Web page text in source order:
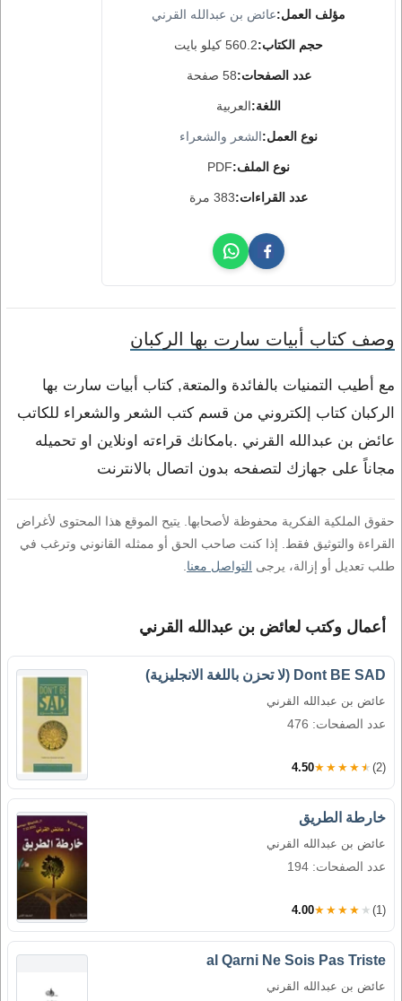
مؤلف العمل:عائض بن عبدالله القرني
حجم الكتاب:560.2 كيلو بايت
عدد الصفحات:58 صفحة
اللغة:العربية
نوع العمل:الشعر والشعراء
نوع الملف:PDF
عدد القراءات:383 مرة
وصف كتاب أبيات سارت بها الركبان
مع أطيب التمنيات بالفائدة والمتعة, كتاب أبيات سارت بها
الركبان كتاب إلكتروني من قسم كتب الشعر والشعراء للكاتب
عائض بن عبدالله القرني .بامكانك قراءته اونلاين او تحميله
مجاناً على جهازك لتصفحه بدون اتصال بالانترنت
حقوق الملكية الفكرية محفوظة لأصحابها. يتيح الموقع هذا المحتوى لأغراض
القراءة والتوثيق فقط. إذا كنت صاحب الحق أو ممثله القانوني وترغب في
طلب تعديل أو إزالة، يرجى التواصل معنا
أعمال وكتب لعائض بن عبدالله القرني
Dont BE SAD (لا تحزن باللغة الانجليزية)
عائض بن عبدالله القرني
عدد الصفحات: 476
4.50★★★★★ (2)
خارطة الطريق
عائض بن عبدالله القرني
عدد الصفحات: 194
4.00★★★★★ (1)
al Qarni Ne Sois Pas Triste
عائض بن عبدالله القرني